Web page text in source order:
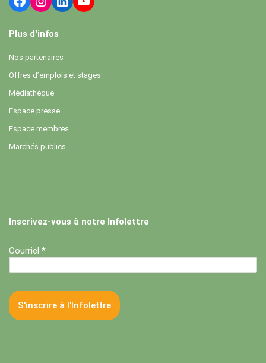
Plus d'infos
Nos partenaires
Offres d’emplois et stages
Médiathèque
Espace presse
Espace membres
Marchés publics
Inscrivez-vous à notre Infolettre
Courriel *